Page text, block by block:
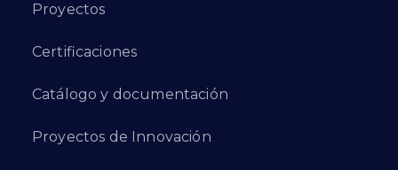
Proyectos
Certificaciones
Catálogo y documentación
Proyectos de Innovación